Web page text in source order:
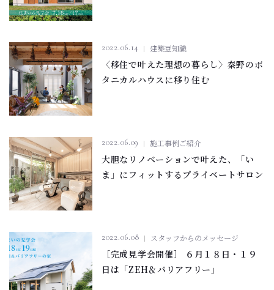
2022.06.14 建築豆知識
〈移住で叶えた理想の暮らし〉秦野のボ
タニカルハウスに移り住む
2022.06.09 施工事例ご紹介
大胆なリノベーションで叶えた、「い
ま」にフィットするプライベートサロン
2022.06.08 スタッフからのメッセージ
［完成見学会開催］ ６月１８日・１９
日は「ZEH＆バリアフリー」